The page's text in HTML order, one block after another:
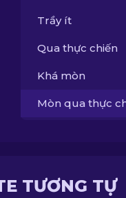
Trầy ít
Qua thực chiến
Khá mòn
Mòn qua thực
TƯƠNG TỰ